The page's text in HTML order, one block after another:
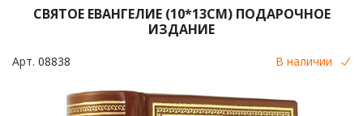
СВЯТОЕ ЕВАНГЕЛИЕ (10*13СМ) ПОДАРОЧНОЕ
ИЗДАНИЕ
Арт. 08838 В наличии